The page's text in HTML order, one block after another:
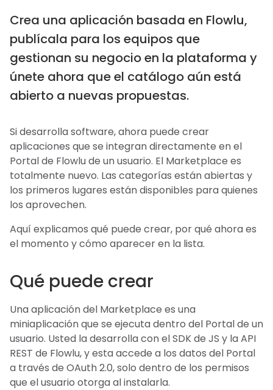
Crea una aplicación basada en Flowlu,
publícala para los equipos que
gestionan su negocio en la plataforma y
únete ahora que el catálogo aún está
abierto a nuevas propuestas.
Si desarrolla software, ahora puede crear
aplicaciones que se integran directamente en el
Portal de Flowlu de un usuario. El Marketplace es
totalmente nuevo. Las categorías están abiertas y
los primeros lugares están disponibles para quienes
los aprovechen.
Aquí explicamos qué puede crear, por qué ahora es
el momento y cómo aparecer en la lista.
Qué puede crear
Una aplicación del Marketplace es una
miniaplicación que se ejecuta dentro del Portal de un
usuario. Usted la desarrolla con el SDK de JS y la API
REST de Flowlu, y esta accede a los datos del Portal
a través de OAuth 2.0, solo dentro de los permisos
que el usuario otorga al instalarla.